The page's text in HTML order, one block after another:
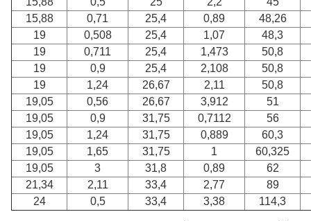
15,88
0,71 25,4 0,89
48,26
19
0,508 25,4 1,07
48,3
19
0,711 25,4 1,473
50,8
19
0,9 25,4 2,108
50,8
19
1,24 26,67 2,11
50,8
19,05
0,56 26,67 3,912
51
19,05
0,9 31,75 0,7112
56
19,05
1,24 31,75 0,889
60,3
19,05
1,65 31,75 1
60,325
19,05
3 31,8 0,89
62
21,34
2,11 33,4 2,77
89
24
0,5 33,4 3,38 114,3